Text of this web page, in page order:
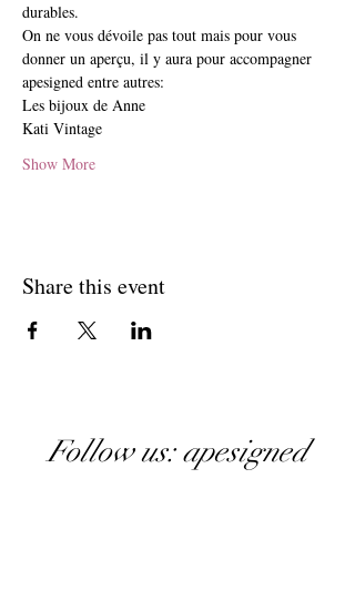
durables.
On ne vous dévoile pas tout mais pour vous
donner un aperçu, il y aura pour accompagner
apesigned entre autres:
Les bijoux de Anne
Kati Vintage
Show More
Share this event
Follow us: apesigned